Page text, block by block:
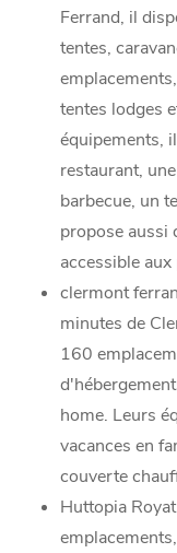
Ferrand, il
tentes,
tentes lodges
équipements,
restaurant,
barbecue, un
propose aussi
accessible
clermont
minutes de
160
home. Leurs
vacances en
couverte
Huttopia